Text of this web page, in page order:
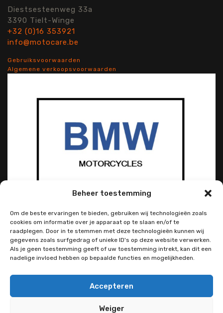
Beheer toestemming
Om de beste ervaringen te bieden, gebruiken wij technologieën zoals
cookies om informatie over je apparaat op te slaan en/of te
raadplegen. Door in te stemmen met deze technologieën kunnen wij
gegevens zoals surfgedrag of unieke ID's op deze website verwerken.
Als je geen toestemming geeft of uw toestemming intrekt, kan dit een
nadelige invloed hebben op bepaalde functies en mogelijkheden.
Accepteren
Weiger
Diestsesteenweg 33a
3390 Tielt-Winge
+32 (0)16 353921
info@motocare.be
Gebruiksvoorwaarden
Algemene verkoopsvoorwaarden